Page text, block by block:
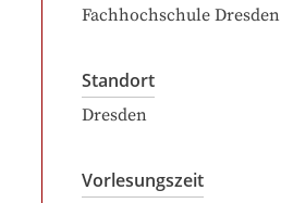
Fachhochschule Dresden
Standort
Dresden
Vorlesungszeit